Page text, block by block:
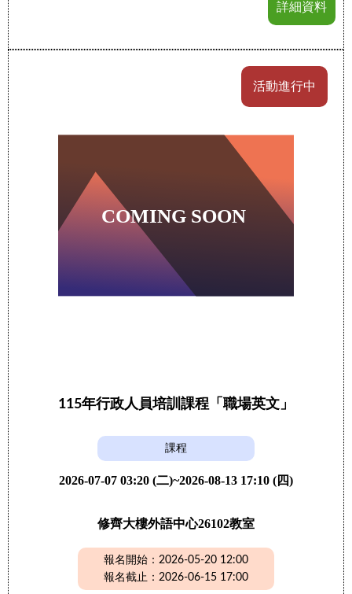
詳細資料
活動進行中
115年行政人員培訓課程「職場英文」
課程
2026-07-07 03:20 (二)~2026-08-13 17:10 (四)
修齊大樓外語中心26102教室
報名開始：2026-05-20 12:00
報名截止：2026-06-15 17:00